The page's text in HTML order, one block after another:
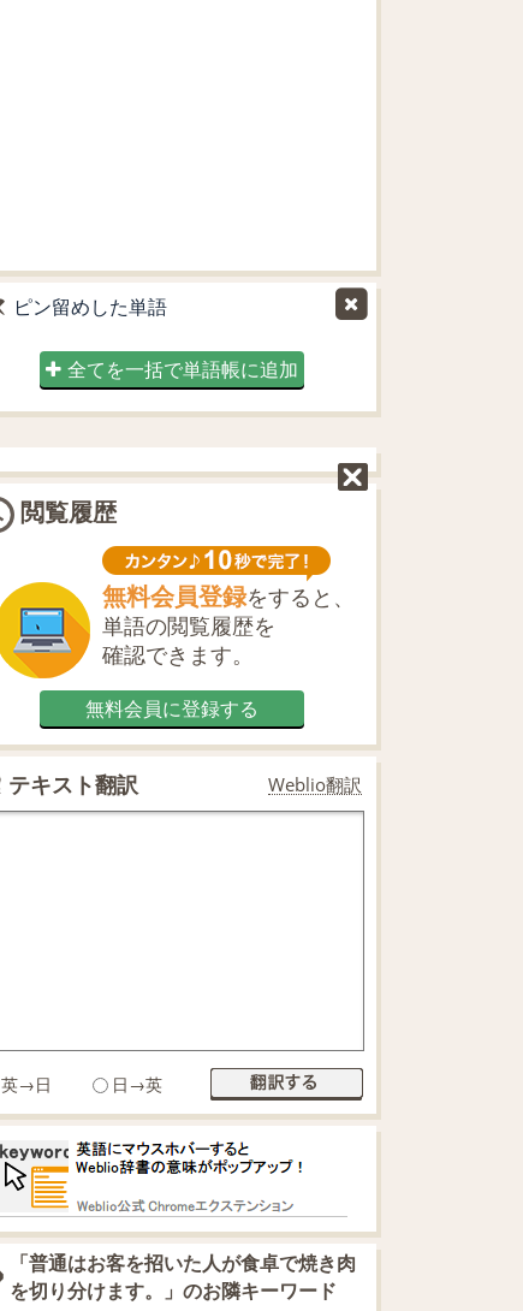
ピン留めした単語
全てを一括で単語帳に追加
閲覧履歴
無料会員登録をすると、
単語の閲覧履歴を
確認できます。
無料会員に登録する
テキスト翻訳 Weblio翻訳
英→日 日→英
「普通はお客を招いた人が食卓で焼き肉
を切り分けます。」のお隣キーワード